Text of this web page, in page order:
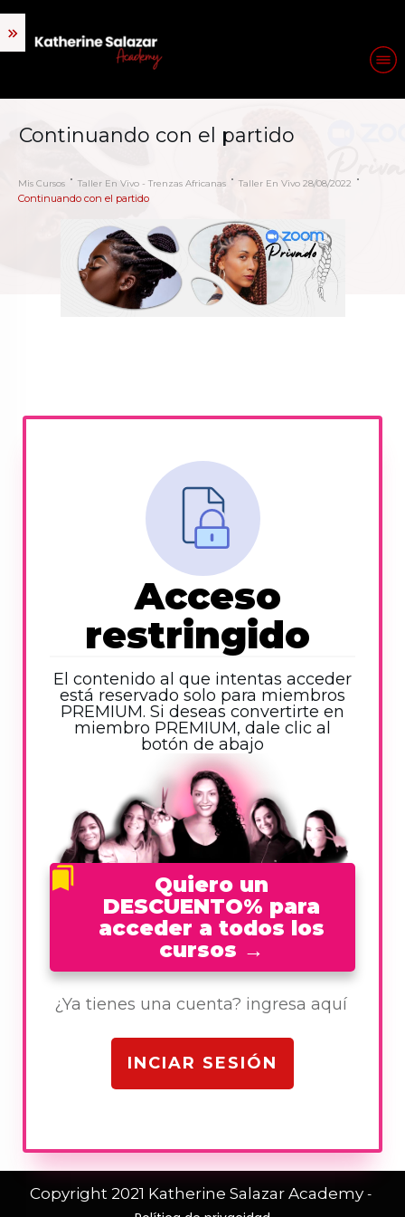
Continuando con el partido
Mis Cursos Taller En Vivo - Trenzas Africanas Taller En Vivo 28/08/2022
Continuando con el partido
Acceso
restringido
El contenido al que intentas acceder
está reservado solo para miembros
PREMIUM. Si deseas convertirte en
miembro PREMIUM, dale clic al
botón de abajo
Quiero un
DESCUENTO% para
acceder a todos los
cursos →
¿Ya tienes una cuenta? ingresa aquí
INCIAR SESIÓN
Copyright 2021 Katherine Salazar Academy -